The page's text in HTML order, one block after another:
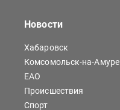
Новости
Хабаровск
Комсомольск-на-Амуре
ЕАО
Происшествия
Спорт